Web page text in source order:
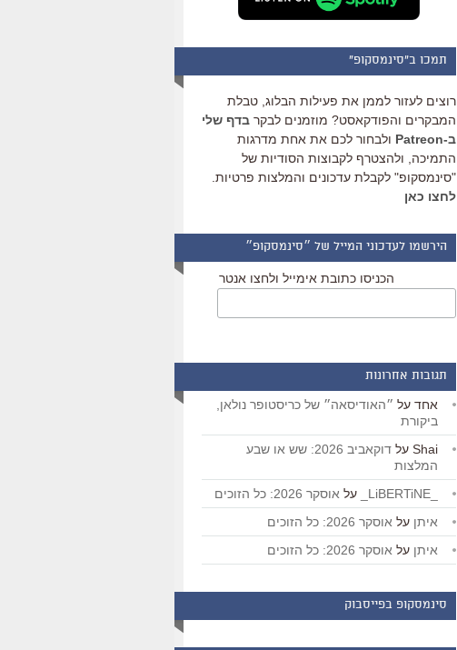
תמכו ב"סינמסקופ"
רוצים לעזור לממן את פעילות הבלוג, טבלת
המבקרים והפודקאסט? מוזמנים לבקר בדף שלי
ב-Patreon
ולבחור לכם את אחת מדרגות
התמיכה, ולהצטרף לקבוצות הסודיות של
"סינמסקופ" לקבלת עדכונים והמלצות פרטיות.
לחצו כאן
הירשמו לעדכוני המייל של ״סינמסקופ״
הכניסו כתובת אימייל ולחצו אנטר
תגובות אחרונות
אחד על ״האודיסאה״ של כריסטופר נולאן,
ביקורת
Shai על
דוקאביב 2026: שש או שבע
המלצות
על אוסקר 2026: כל הזוכים
איתן על אוסקר 2026: כל הזוכים
איתן על אוסקר 2026: כל הזוכים
סינמסקופ בפייסבוק